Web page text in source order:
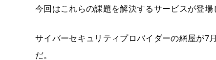
今回はこれらの課題を解決するサービスが登場
サイバーセキュリティプロバイダーの網屋が7
だ。